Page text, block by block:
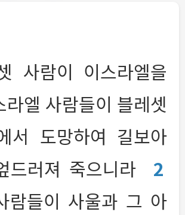
사람이 이스라엘을
라엘 사람들이 블레셋
서 도망하여 길보아
드러져 죽으니라
2
람들이 사울과 그 아